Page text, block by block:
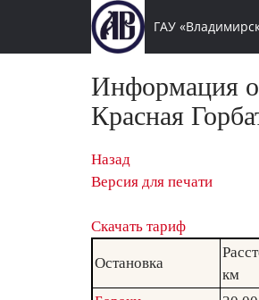
ГАУ
Информация о
Красная
Назад
Версия для печати
Скачать тариф
Остановка
км